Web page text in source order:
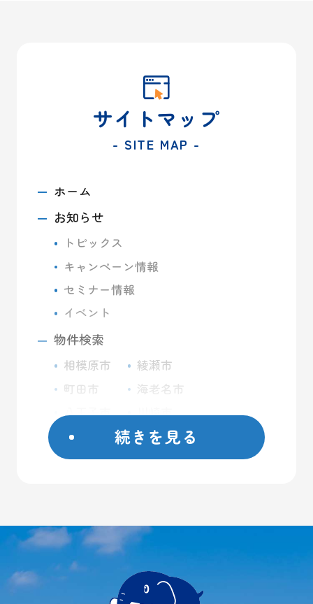
サイトマップ
- SITE MAP -
ホーム
お知らせ
トピックス
キャンペーン情報
セミナー情報
イベント
物件検索
相模原市
町田市
八王子市
座間市
日野市
厚木市
綾瀬市
海老名市
川崎市
藤沢市
屋外コンテナ
大型ガレージ
初めての方へ
続きを見る